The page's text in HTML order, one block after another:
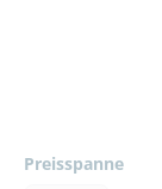
Preisspanne